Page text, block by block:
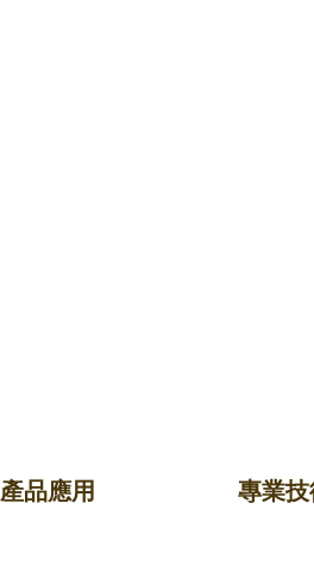
產品應用 專業